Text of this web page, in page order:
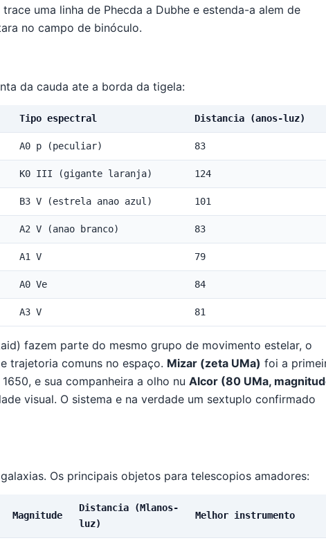
uma linha de Phecda a Dubhe e estenda-a alem de
no campo de binóculo.
da cauda ate a borda da tigela:
Tipo espectral Distancia (anos-luz)
A0 p (peculiar) 83
K0 III (gigante laranja) 124
B3 V (estrela anao azul) 101
A2 V (anao branco) 83
A1 V 79
A0 Ve 84
A3 V 81
fazem parte do mesmo grupo de movimento estelar, o
trajetoria comuns no espaço. Mizar (zeta UMa) foi a
e sua companheira a olho nu Alcor (80 UMa,
visual. O sistema e na verdade um sextuplo confirmado
Os principais objetos para telescopios amadores:
Magnitude
Distancia (Mlanos-
luz)
Melhor instrumento